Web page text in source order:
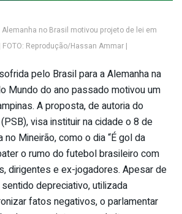
Alemanha no Brasil motivou projeto de lei em
FOTO: Reprodução/Hassan Ammar |
pelo Brasil para a Alemanha na
Mundo do ano passado motivou um
A proposta, de autoria do
visa instituir na cidade o 8 de
no Mineirão, como o dia “É gol da
o rumo do futebol brasileiro com
dirigentes e ex-jogadores. Apesar de
depreciativo, utilizada
fatos negativos, o parlamentar